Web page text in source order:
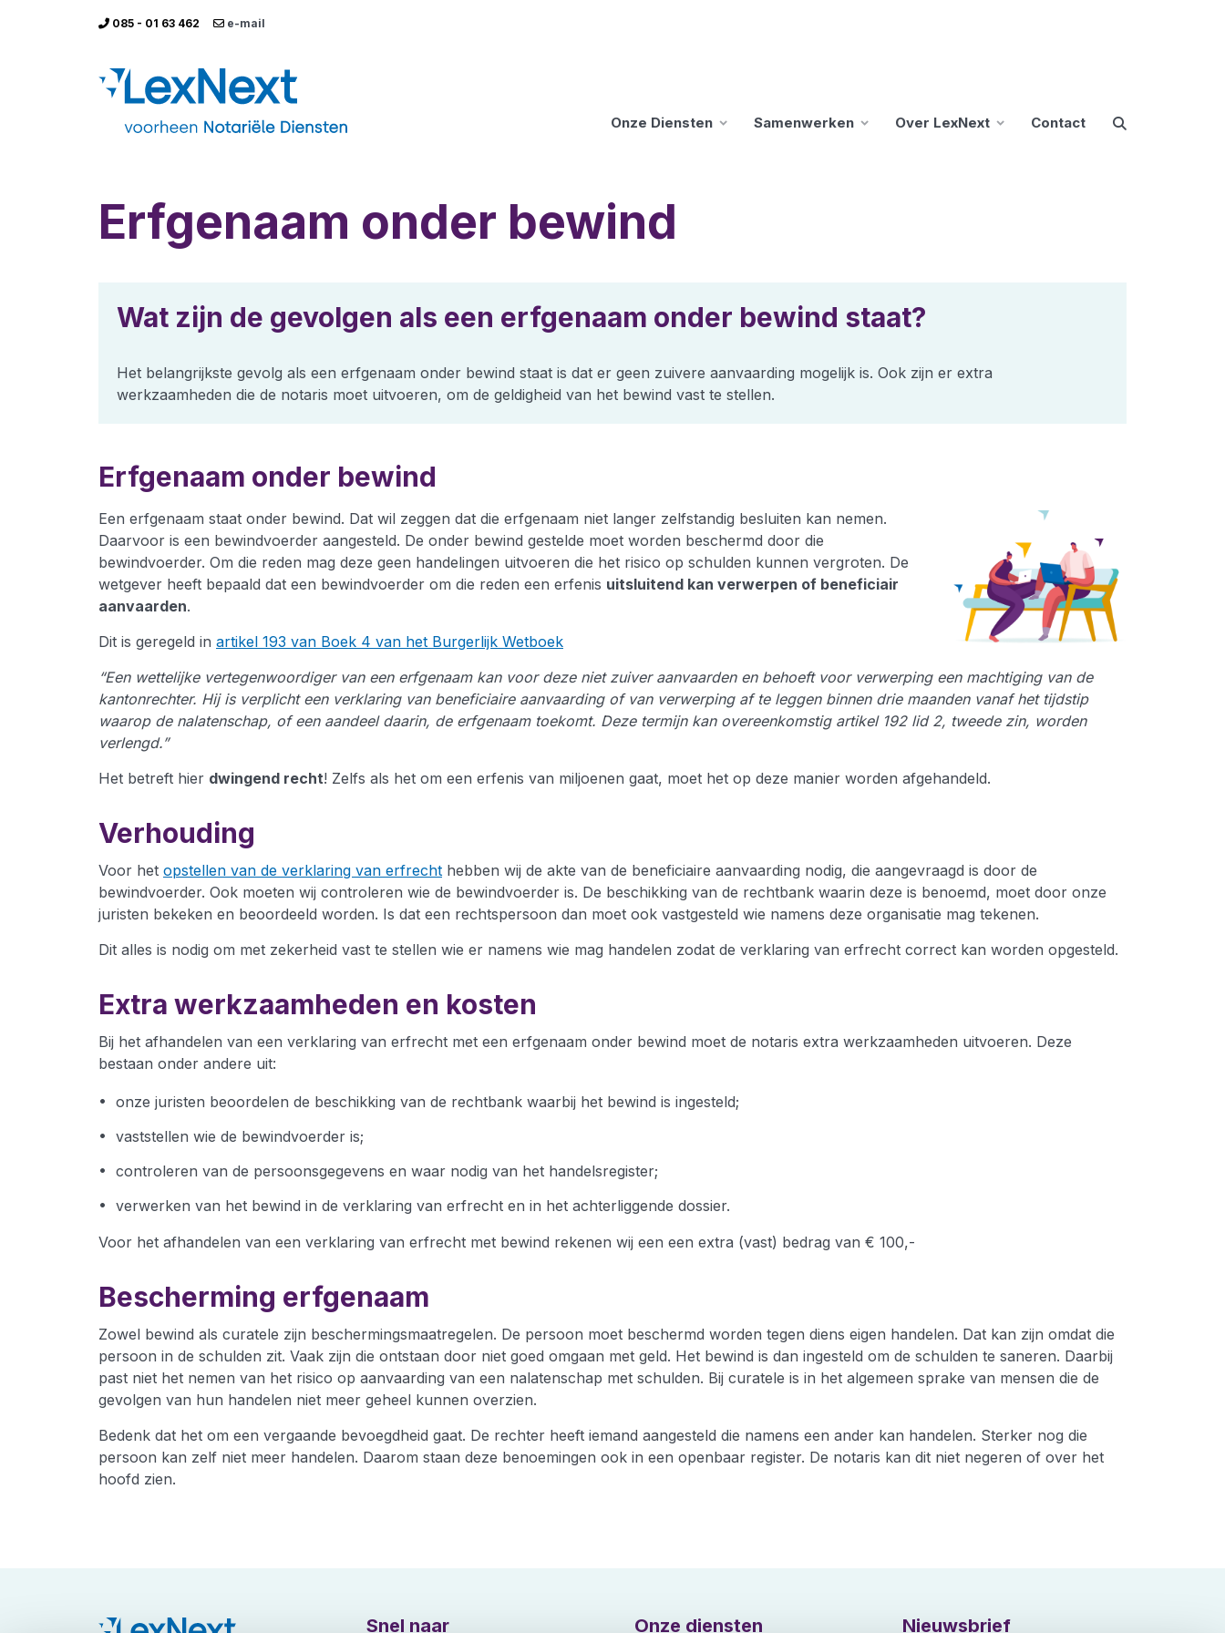
085 - 01 63 462 e-mail
Onze Diensten Samenwerken Over LexNext Contact
Erfgenaam onder bewind
Wat zijn de gevolgen als een erfgenaam onder bewind staat?
Het belangrijkste gevolg als een erfgenaam onder bewind staat is dat er geen zuivere aanvaarding mogelijk is. Ook zijn er extra
werkzaamheden die de notaris moet uitvoeren, om de geldigheid van het bewind vast te stellen.
Erfgenaam onder bewind
Een erfgenaam staat onder bewind. Dat wil zeggen dat die erfgenaam niet langer zelfstandig besluiten kan nemen.
Daarvoor is een bewindvoerder aangesteld. De onder bewind gestelde moet worden beschermd door die
bewindvoerder. Om die reden mag deze geen handelingen uitvoeren die het risico op schulden kunnen vergroten. De
wetgever heeft bepaald dat een bewindvoerder om die reden een erfenis uitsluitend kan verwerpen of beneficiair
aanvaarden.
Dit is geregeld in artikel 193 van Boek 4 van het Burgerlijk Wetboek
“Een wettelijke vertegenwoordiger van een erfgenaam kan voor deze niet zuiver aanvaarden en behoeft voor verwerping een machtiging van de
kantonrechter. Hij is verplicht een verklaring van beneficiaire aanvaarding of van verwerping af te leggen binnen drie maanden vanaf het tijdstip
waarop de nalatenschap, of een aandeel daarin, de erfgenaam toekomt. Deze termijn kan overeenkomstig artikel 192 lid 2, tweede zin, worden
verlengd.”
Het betreft hier dwingend recht! Zelfs als het om een erfenis van miljoenen gaat, moet het op deze manier worden afgehandeld.
Verhouding
Voor het opstellen van de verklaring van erfrecht hebben wij de akte van de beneficiaire aanvaarding nodig, die aangevraagd is door de
bewindvoerder. Ook moeten wij controleren wie de bewindvoerder is. De beschikking van de rechtbank waarin deze is benoemd, moet door onze
juristen bekeken en beoordeeld worden. Is dat een rechtspersoon dan moet ook vastgesteld wie namens deze organisatie mag tekenen.
Dit alles is nodig om met zekerheid vast te stellen wie er namens wie mag handelen zodat de verklaring van erfrecht correct kan worden opgesteld.
Extra werkzaamheden en kosten
Bij het afhandelen van een verklaring van erfrecht met een erfgenaam onder bewind moet de notaris extra werkzaamheden uitvoeren. Deze
bestaan onder andere uit:
onze juristen beoordelen de beschikking van de rechtbank waarbij het bewind is ingesteld;
vaststellen wie de bewindvoerder is;
controleren van de persoonsgegevens en waar nodig van het handelsregister;
verwerken van het bewind in de verklaring van erfrecht en in het achterliggende dossier.
Voor het afhandelen van een verklaring van erfrecht met bewind rekenen wij een een extra (vast) bedrag van € 100,-
Bescherming erfgenaam
Zowel bewind als curatele zijn beschermingsmaatregelen. De persoon moet beschermd worden tegen diens eigen handelen. Dat kan zijn omdat die
persoon in de schulden zit. Vaak zijn die ontstaan door niet goed omgaan met geld. Het bewind is dan ingesteld om de schulden te saneren. Daarbij
past niet het nemen van het risico op aanvaarding van een nalatenschap met schulden. Bij curatele is in het algemeen sprake van mensen die de
gevolgen van hun handelen niet meer geheel kunnen overzien.
Bedenk dat het om een vergaande bevoegdheid gaat. De rechter heeft iemand aangesteld die namens een ander kan handelen. Sterker nog die
persoon kan zelf niet meer handelen. Daarom staan deze benoemingen ook in een openbaar register. De notaris kan dit niet negeren of over het
hoofd zien.
Snel naar Onze diensten Nieuwsbrief